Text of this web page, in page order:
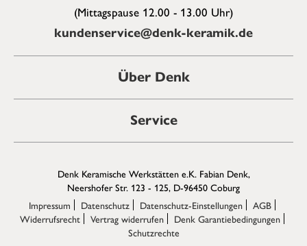
(Mittagspause 12.00 - 13.00 Uhr)
kundenservice@denk-keramik.de
Über Denk
Service
Denk Keramische Werkstätten e.K. Fabian Denk,
Neershofer Str. 123 - 125, D-96450 Coburg
Impressum
Datenschutz Datenschutz-Einstellungen
AGB
Widerrufsrecht
Vertrag widerrufen
Denk Garantiebedingungen
Schutzrechte